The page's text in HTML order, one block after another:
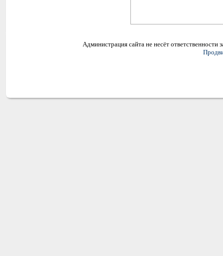
Администрация сайта не несёт ответственности